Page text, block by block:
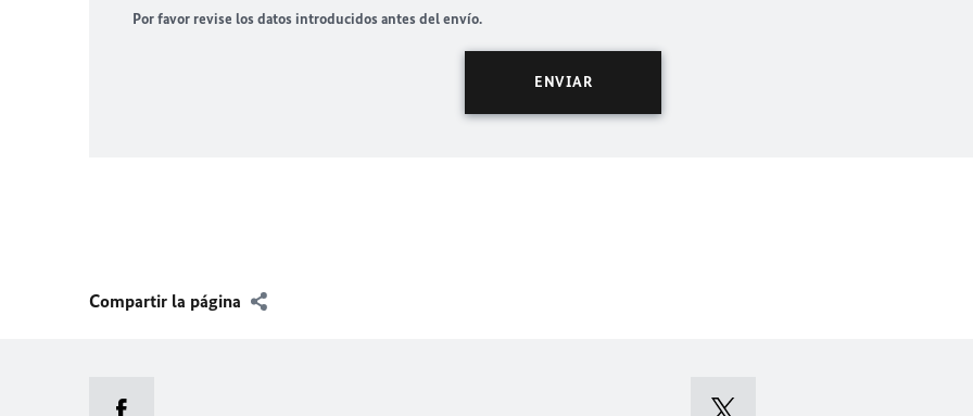
Por favor revise los datos introducidos antes del envío.
Compartir la página